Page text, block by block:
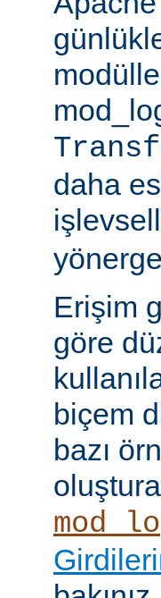
daha
Erişim
göre
biçem
bazı